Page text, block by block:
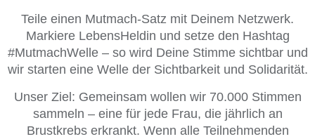
Teile einen Mutmach-Satz mit Deinem Netzwerk.
Markiere LebensHeldin und setze den Hashtag
#MutmachWelle – so wird Deine Stimme sichtbar und
wir starten eine Welle der Sichtbarkeit und Solidarität.
Unser Ziel: Gemeinsam wollen wir 70.000 Stimmen
sammeln – eine für jede Frau, die jährlich an
Brustkrebs erkrankt. Wenn alle Teilnehmenden